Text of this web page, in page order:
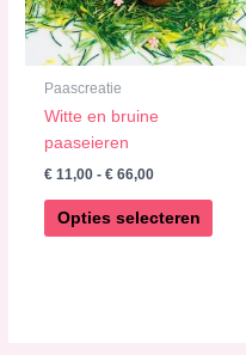
Paascreatie
Witte en bruine
paaseieren
€ 11,00 - € 66,00
Opties selecteren
kan